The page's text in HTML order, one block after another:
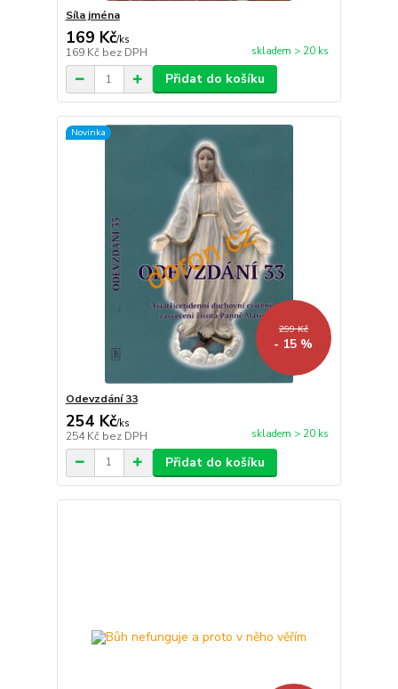
Síla jména
169 Kč/ks
169 Kč bez DPH skladem > 20 ks
Přidat do košíku
Novinka
299 Kč
- 15 %
Odevzdání 33
254 Kč/ks
254 Kč bez DPH skladem > 20 ks
Přidat do košíku